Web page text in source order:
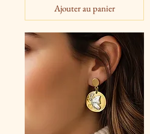
Ajouter au panier